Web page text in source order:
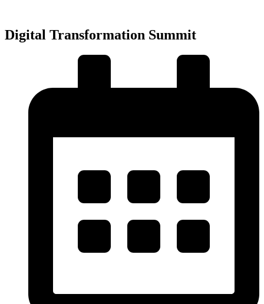
obsahu
Digital Transformation Summit